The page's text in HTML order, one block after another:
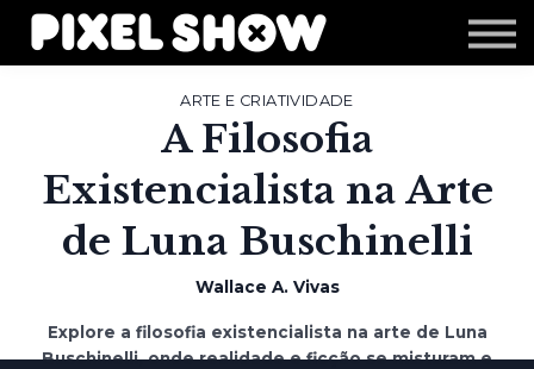
Shop
Revista Zupi
Editais
Login
ARTE E CRIATIVIDADE
A Filosofia
Existencialista na Arte
de Luna Buschinelli
Wallace A. Vivas
Explore a filosofia existencialista na arte de Luna
Buschinelli, onde realidade e ficção se misturam e